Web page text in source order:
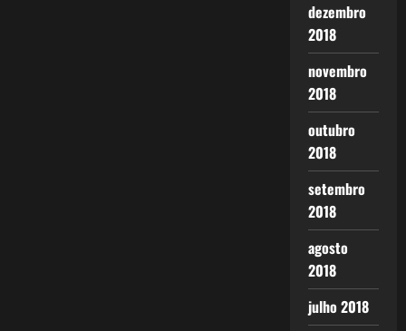
dezembro
2018
novembro
2018
outubro
2018
setembro
2018
agosto
2018
julho 2018